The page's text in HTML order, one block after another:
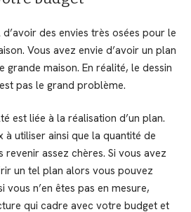
des envies très osées pour le
Vous avez envie d’avoir un plan
grande maison. En réalité, le dessin
pas le grand problème.
est liée à la réalisation d’un plan.
à utiliser ainsi que la quantité de
assez chères. Si vous avez
un tel plan alors vous pouvez
vous n’en êtes pas en mesure,
qui cadre avec votre budget et